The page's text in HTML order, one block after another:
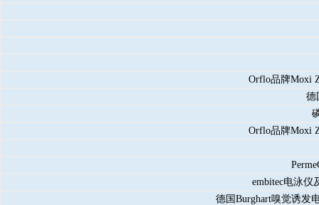
Orflo品牌Moxi
德
Orflo品牌Moxi
embitec电泳仪
德国Burghart嗅觉诱发